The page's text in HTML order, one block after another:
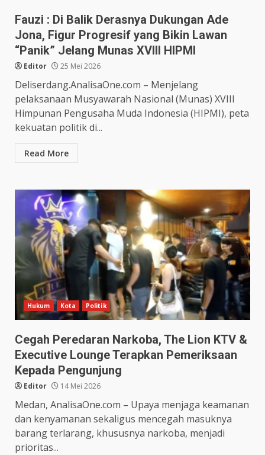
Fauzi : Di Balik Derasnya Dukungan Ade
Jona, Figur Progresif yang Bikin Lawan
“Panik” Jelang Munas XVIII HIPMI
Editor 25 Mei 2026
Deliserdang.AnalisaOne.com – Menjelang
pelaksanaan Musyawarah Nasional (Munas) XVIII
Himpunan Pengusaha Muda Indonesia (HIPMI), peta
kekuatan politik di...
Read More
Hukum Kota Politik
Cegah Peredaran Narkoba, The Lion KTV &
Executive Lounge Terapkan Pemeriksaan
Kepada Pengunjung
Editor 14 Mei 2026
Medan, AnalisaOne.com – Upaya menjaga keamanan
dan kenyamanan sekaligus mencegah masuknya
barang terlarang, khususnya narkoba, menjadi
prioritas...